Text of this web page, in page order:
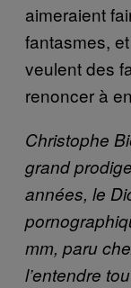
aimeraient
fantasmes,
veulent des
renoncer à
Christophe
grand
années, le
mm, paru
l’entendre